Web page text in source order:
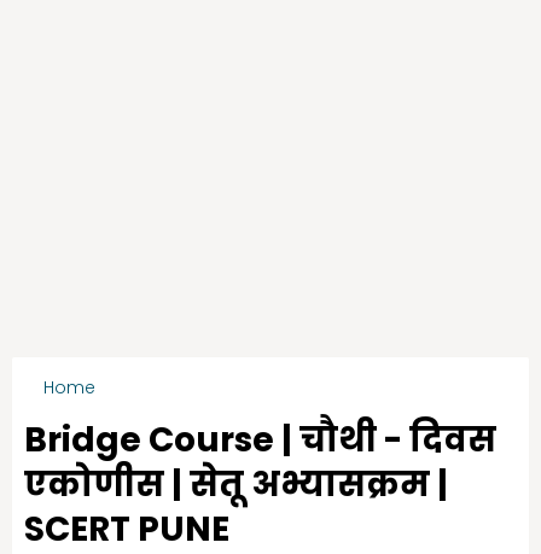
Home
Bridge Course | चौथी - दिवस
एकोणीस | सेतू अभ्यासक्रम |
SCERT PUNE